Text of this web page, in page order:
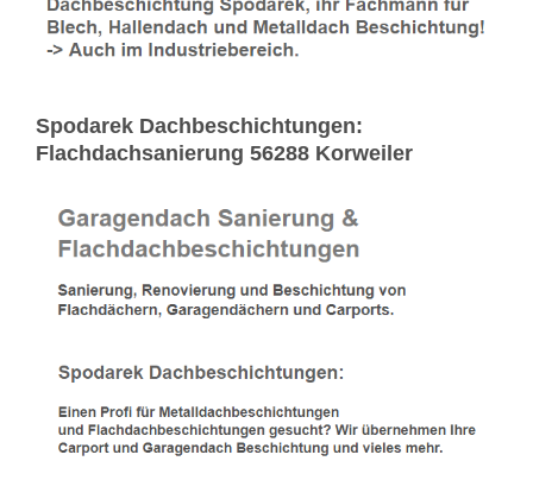
Spodarek Dachbeschichtungen:
Flachdachsanierung 56288 Korweiler